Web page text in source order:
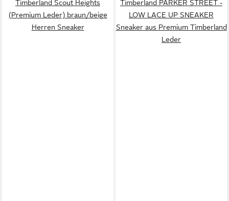
Timberland Scout Heights
(Premium Leder) braun/beige
Herren Sneaker
Timberland PARKER STREET -
LOW LACE UP SNEAKER
Sneaker aus Premium Timberland
Leder